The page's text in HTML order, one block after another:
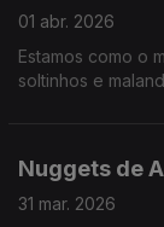
01 abr. 2026
Estamos como o
soltinhos e
Nuggets de
31 mar. 2026